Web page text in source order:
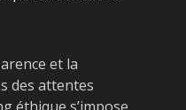
et la
des attentes